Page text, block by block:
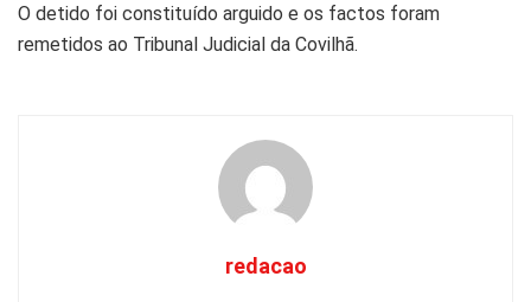
O detido foi constituído arguido e os factos foram
remetidos ao Tribunal Judicial da Covilhã.
redacao